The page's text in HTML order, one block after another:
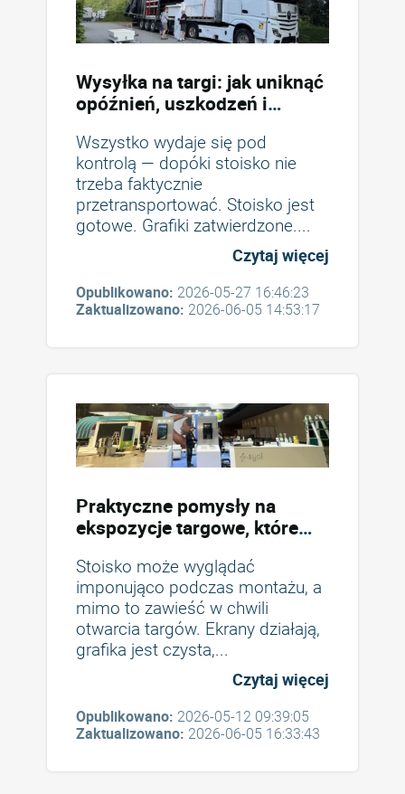
Wysyłka na targi: jak uniknąć
opóźnień, uszkodzeń i
Wszystko wydaje się pod
kontrolą — dopóki stoisko nie
trzeba faktycznie
przetransportować. Stoisko jest
gotowe. Grafiki zatwierdzone....
Czytaj więcej
Opublikowano: 2026-05-27 16:46:23
Zaktualizowano: 2026-06-05 14:53:17
Praktyczne pomysły na
ekspozycje targowe, które
przypadku stoisk i ekspozycji
stołowych w 2026 roku
Stoisko może wyglądać
imponująco podczas montażu, a
mimo to zawieść w chwili
otwarcia targów. Ekrany działają,
grafika jest czysta,...
Czytaj więcej
Opublikowano: 2026-05-12 09:39:05
Zaktualizowano: 2026-06-05 16:33:43